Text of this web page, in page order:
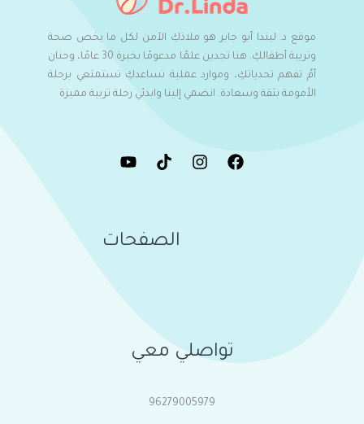
موقع د. ليندا أبو جابر هو ملاذكِ الآمن لكل ما يخص صحة
وتربية أطفالكِ. هنا تجدين علمًا مدعومًا بخبرة 30 عامًا، وحنان
أمٌ تفهم تحدياتكِ، وموارد عملية تساعدكِ تستمتعي برحلة
الأمومة بثقة وسعادة. انضمي إلينا وابدئي رحلة تربية مميزة
الصفحات
تواصلي معي
96279005979